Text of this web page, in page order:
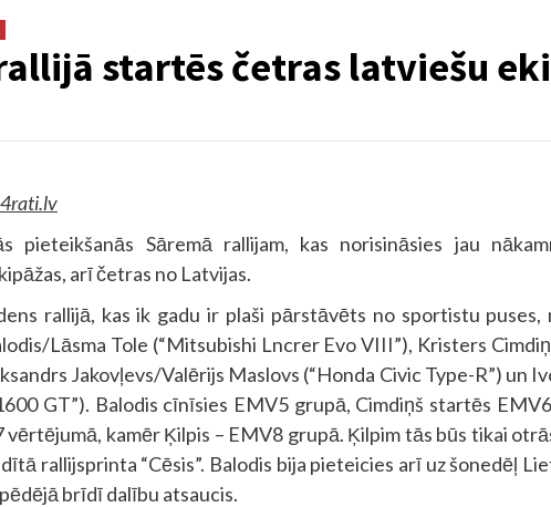
startēs četras latviešu
4rati.lv
pieteikšanās Sāremā rallijam, kas norisināsies jau
arī četras no Latvijas.
rallijā, kas ik gadu ir plaši pārstāvēts no sportistu puses,
Lāsma Tole (“Mitsubishi Lncrer Evo VIII”), Kristers
Jakovļevs/Valērijs Maslovs (“Honda Civic Type-R”) un
GT”). Balodis cīnīsies EMV5 grupā, Cimdiņš startēs
kamēr Ķilpis – EMV8 grupā. Ķilpim tās būs tikai
rallijsprinta “Cēsis”. Balodis bija pieteicies arī uz šonedēļ
brīdī dalību atsaucis.